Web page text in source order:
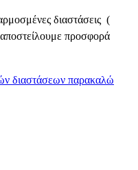
διαστάσεις (
προσφορά
διαστάσεων παρακαλώ